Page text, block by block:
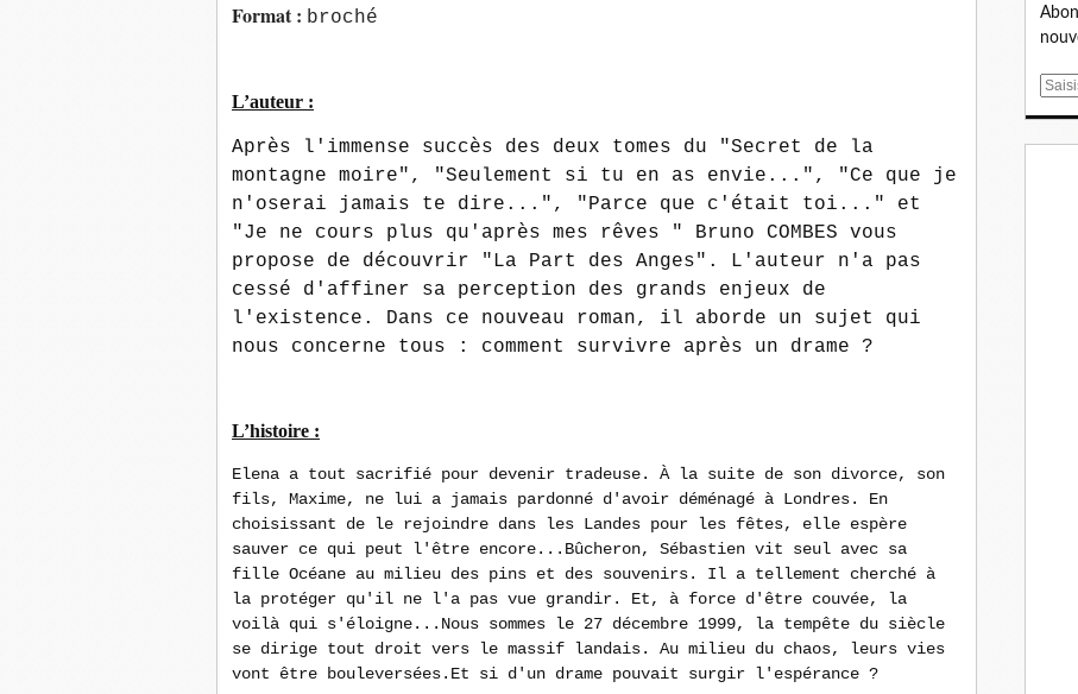
Format : broché
L’auteur :
Après l'immense succès des deux tomes du "Secret de la
montagne moire", "Seulement si tu en as envie...", "Ce que je
n'oserai jamais te dire...", "Parce que c'était toi..." et
"Je ne cours plus qu'après mes rêves " Bruno COMBES vous
propose de découvrir "La Part des Anges". L'auteur n'a pas
cessé d'affiner sa perception des grands enjeux de
l'existence. Dans ce nouveau roman, il aborde un sujet qui
nous concerne tous : comment survivre après un drame ?
L’histoire :
Elena a tout sacrifié pour devenir tradeuse. À la suite de son divorce, son
fils, Maxime, ne lui a jamais pardonné d'avoir déménagé à Londres. En
choisissant de le rejoindre dans les Landes pour les fêtes, elle espère
sauver ce qui peut l'être encore...Bûcheron, Sébastien vit seul avec sa
fille Océane au milieu des pins et des souvenirs. Il a tellement cherché à
la protéger qu'il ne l'a pas vue grandir. Et, à force d'être couvée, la
voilà qui s'éloigne...Nous sommes le 27 décembre 1999, la tempête du siècle
se dirige tout droit vers le massif landais. Au milieu du chaos, leurs vies
vont être bouleversées.Et si d'un drame pouvait surgir l'espérance ?
E